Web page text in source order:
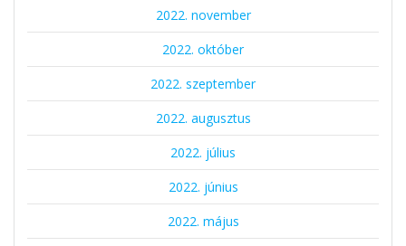
2022. november
2022. október
2022. szeptember
2022. augusztus
2022. július
2022. június
2022. május